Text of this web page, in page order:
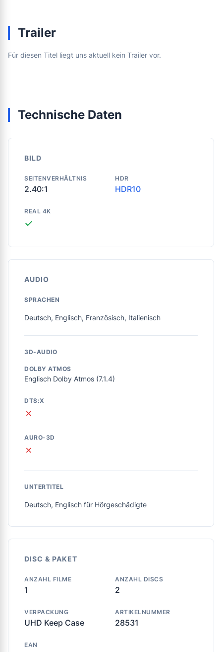
Trailer
Für diesen Titel liegt uns aktuell kein Trailer vor.
Technische Daten
BILD
SEITENVERHÄLTNIS
2.40:1
HDR
HDR10
REAL 4K
✓
AUDIO
SPRACHEN
Deutsch, Englisch, Französisch, Italienisch
3D-AUDIO
DOLBY ATMOS
Englisch Dolby Atmos (7.1.4)
DTS:X
✗
AURO-3D
✗
UNTERTITEL
Deutsch, Englisch für Hörgeschädigte
DISC & PAKET
ANZAHL FILME
1
ANZAHL DISCS
2
VERPACKUNG
UHD Keep Case
ARTIKELNUMMER
28531
EAN